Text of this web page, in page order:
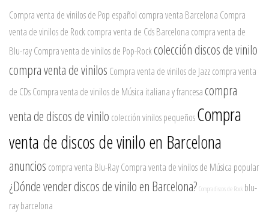
Compra venta de vinilos de Pop español compra venta Barcelona Compra
venta de vinilos de Rockcompra venta de Cds Barcelona compra venta de
Blu-rayCompra venta de vinilos de Pop-Rockcolección discos de vinilo
compra venta de vinilos Compra venta de vinilos de Jazzcompra venta
de CDsCompra venta de vinilos de Música italiana y francesa compra
venta de discos de vinilo colección vinilos pequeñosCompra
venta de discos de vinilo en Barcelona
anuncios compra venta Blu-RayCompra venta de vinilos de Música popular
¿Dónde vender discos de vinilo en Barcelona? Compra discos de Rock blu-
ray barcelona